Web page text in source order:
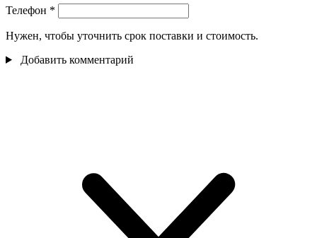
Телефон *
Нужен, чтобы уточнить срок поставки и стоимость.
Добавить комментарий